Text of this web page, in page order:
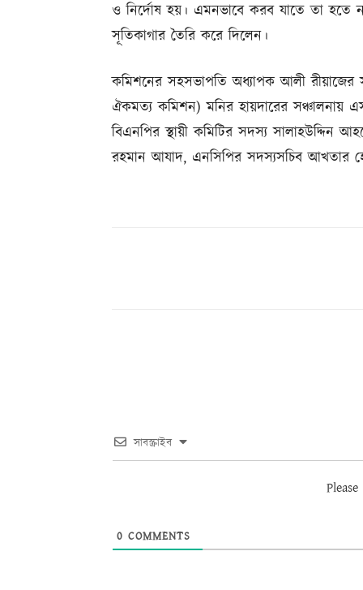
ও নির্দোষ হয়। এমনভাবে করব যাতে তা হতে
সূতিকাগার তৈরি করে দিলেন।
কমিশনের সহসভাপতি অধ্যাপক আলী রীয়াজের
ঐকমত্য কমিশন) মনির হায়দারের
বিএনপির স্থায়ী কমিটির সদস্য সালাহউদ্দিন
রহমান আযাদ, এনসিপির সদস্যসচিব আখতার
সাবস্ক্রাইব
0 COMMENTS